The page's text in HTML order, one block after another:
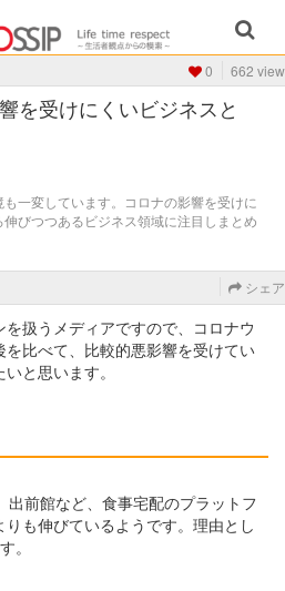
0 662 view
を受けにくいビジネスと
一変しています。コロナの影響を受けに
びつつあるビジネス領域に注目しまとめ
シェア
扱うメディアですので、コロナウ
比べて、比較的悪影響を受けてい
と思います。
前館など、食事宅配のプラットフ
も伸びているようです。理由とし
。